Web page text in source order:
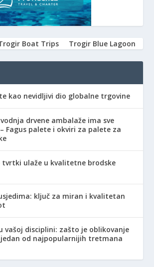
Boat Trips Trogir Blue Lagoon
kao nevidljivi dio globalne trgovine
drvene ambalaže ima sve
Fagus palete i okviri za palete za
tvrtki ulaže u kvalitetne brodske
ključ za miran i kvalitetan
vašoj disciplini: zašto je oblikovanje
od najpopularnijih tretmana